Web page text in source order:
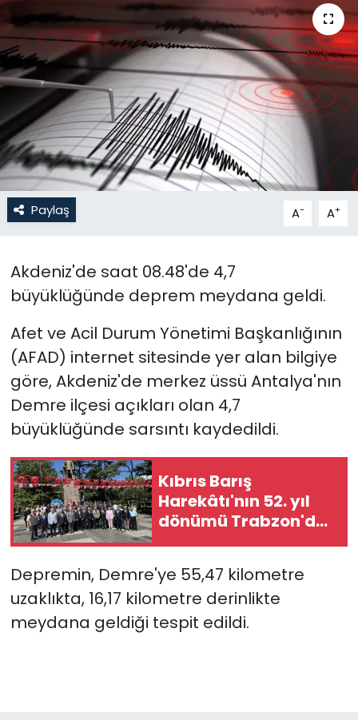
Paylaş A- A+
Akdeniz'de saat 08.48'de 4,7
büyüklüğünde deprem meydana geldi.
Afet ve Acil Durum Yönetimi Başkanlığının
(AFAD) internet sitesinde yer alan bilgiye
göre, Akdeniz'de merkez üssü Antalya'nın
Demre ilçesi açıkları olan 4,7
büyüklüğünde sarsıntı kaydedildi.
Kıbrıs Barış
Harekâtı'nın 52. yıl
dönümü Trabzon'da
törenle kutlandı
Depremin, Demre'ye 55,47 kilometre
uzaklıkta, 16,17 kilometre derinlikte
meydana geldiği tespit edildi.
Güncel
Gündem
KKTC
KKTC YEREL SEÇİM 2018
Kültür Sanat
Moda
Otomobil Dünyası
Politika
SAĞLIK
Spor
Teknoloji
Video Galeri